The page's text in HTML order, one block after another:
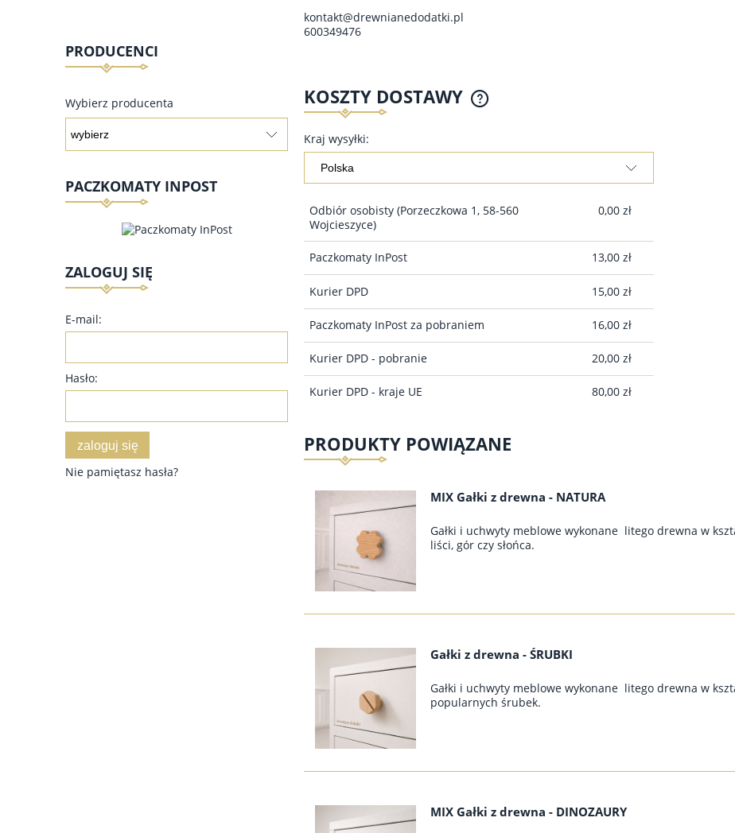
PRODUCENCI
Wybierz producenta
PACZKOMATY INPOST
ZALOGUJ SIĘ
E-mail:
Hasło:
zaloguj się
Nie pamiętasz hasła?
kontakt@drewnianedodatki.pl
600349476
KOSZTY DOSTAWY
Kraj wysyłki:
Odbiór osobisty (Porzeczkowa 1, 58-560
Wojcieszyce)
0,00 zł
Paczkomaty InPost 13,00 zł
Kurier DPD 15,00 zł
Paczkomaty InPost za pobraniem 16,00 zł
Kurier DPD - pobranie 20,00 zł
Kurier DPD - kraje UE 80,00 zł
PRODUKTY POWIĄZANE
MIX Gałki z drewna - NATURA
Gałki i uchwyty meblowe wykonane litego drewna w
liści, gór czy słońca.
Gałki z drewna - ŚRUBKI
Gałki i uchwyty meblowe wykonane litego drewna w
popularnych śrubek.
MIX Gałki z drewna - DINOZAURY